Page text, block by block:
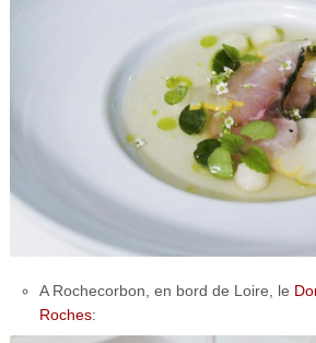
A Rochecorbon, en bord de Loire, le
Roches: